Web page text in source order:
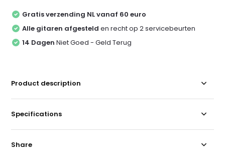
Gratis verzending NL vanaf 60 euro
Alle gitaren afgesteld en recht op 2 servicebeurten
14 Dagen Niet Goed - Geld Terug
Product description
Specifications
Share